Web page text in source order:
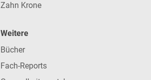
Zahn Krone
Weitere
Bücher
Fach-Reports